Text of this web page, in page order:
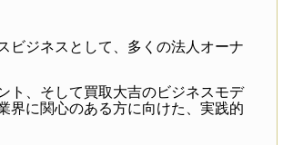
ビジネスとして、多くの法人オーナ
ト、そして買取大吉のビジネスモデ
界に関心のある方に向けた、実践的